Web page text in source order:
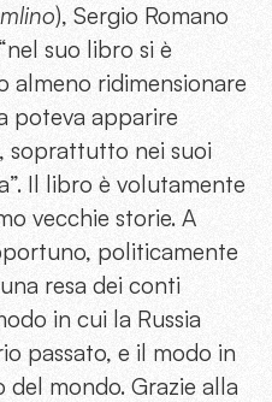
), Sergio Romano
suo libro si è
almeno ridimensionare
poteva apparire
soprattutto nei suoi
Il libro è volutamente
vecchie storie. A
politicamente
resa dei conti
in cui la Russia
passato, e il modo in
mondo. Grazie alla